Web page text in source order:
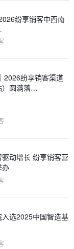
纷享销客中西南
2026纷享销客渠道
）圆满落…
动增长 纷享销客营
办
选2025中国智造基